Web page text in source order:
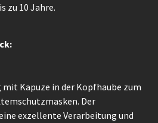
zu 10 Jahre.
Kapuze in der Kopfhaube zum
Der
exzellente Verarbeitung und